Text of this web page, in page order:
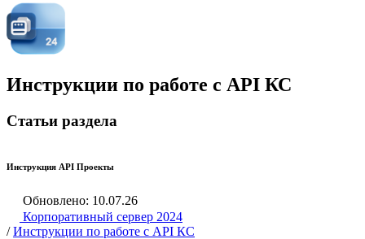
Инструкции по работе с API КС
Статьи раздела
Инструкция API Проекты
Обновлено: 10.07.26
Корпоративный сервер 2024
/ Инструкции по работе с API КС